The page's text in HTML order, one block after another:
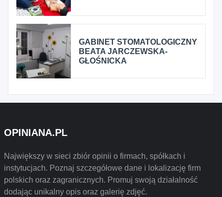
GABINET STOMATOLOGICZNY
BEATA JARCZEWSKA-
GŁOŚNICKA
OPINIANA.PL
Największy w sieci zbiór opinii o firmach, spółkach i
instytucjach. Poznaj szczegółowe dane i lokalizację firm
polskich oraz zagranicznych. Promuj swoją działalność
dodając unikalny opis oraz galerię zdjęć.